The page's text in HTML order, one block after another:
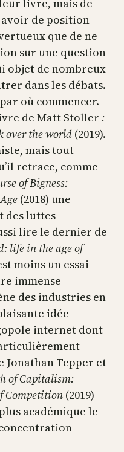
livre, mais de
de position
que de ne
sur une question
objet de nombreux
dans les débats.
où commencer.
de Matt Stoller :
over the world (2019).
mais tout
retrace, comme
of Bigness:
(2018) une
des luttes
lire le dernier de
life in the age of
moins un essai
immense
des industries en
idée
internet dont
Tepper et
of Capitalism:
Competition(2019)
académique le